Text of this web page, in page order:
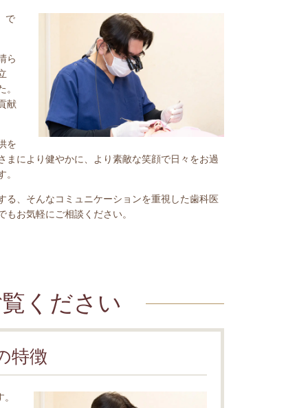
で
ら
献
を
により健やかに、より素敵な笑顔で日々をお過
る、そんなコミュニケーションを重視した歯科医
お気軽にご相談ください。
ください
特徴